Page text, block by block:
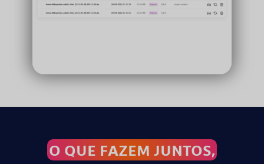
O QUE FAZEM JUNTOS,